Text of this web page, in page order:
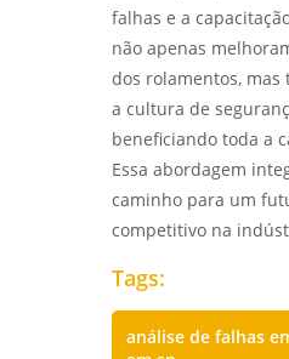
falhas e a
não apenas
dos rolamentos,
a cultura de
beneficiando toda a
Essa abordagem
caminho para um
competitivo na
Tags:
análise de falhas